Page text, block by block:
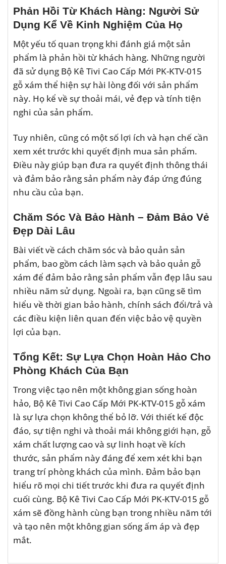
Phản Hồi Từ Khách Hàng: Người Sử
Dụng Kể Về Kinh Nghiệm Của Họ
Một yếu tố quan trọng khi đánh giá một sản
phẩm là phản hồi từ khách hàng. Những người
đã sử dụng Bộ Kê Tivi Cao Cấp Mới PK-KTV-015
gỗ xám thể hiện sự hài lòng đối với sản phẩm
này. Họ kể về sự thoải mái, vẻ đẹp và tính tiện
nghi của sản phẩm.
Tuy nhiên, cũng có một số lợi ích và hạn chế cần
xem xét trước khi quyết định mua sản phẩm.
Điều này giúp bạn đưa ra quyết định thông thái
và đảm bảo rằng sản phẩm này đáp ứng đúng
nhu cầu của bạn.
Chăm Sóc Và Bảo Hành – Đảm Bảo Vẻ
Đẹp Dài Lâu
Bài viết về cách chăm sóc và bảo quản sản
phẩm, bao gồm cách làm sạch và bảo quản gỗ
xám để đảm bảo rằng sản phẩm vẫn đẹp lâu sau
nhiều năm sử dụng. Ngoài ra, bạn cũng sẽ tìm
hiểu về thời gian bảo hành, chính sách đổi/trả và
các điều kiện liên quan đến việc bảo vệ quyền
lợi của bạn.
Tổng Kết: Sự Lựa Chọn Hoàn Hảo Cho
Phòng Khách Của Bạn
Trong việc tạo nên một không gian sống hoàn
hảo, Bộ Kê Tivi Cao Cấp Mới PK-KTV-015 gỗ xám
là sự lựa chọn không thể bỏ lỡ. Với thiết kế độc
đáo, sự tiện nghi và thoải mái không giới hạn, gỗ
xám chất lượng cao và sự linh hoạt về kích
thước, sản phẩm này đáng để xem xét khi bạn
trang trí phòng khách của mình. Đảm bảo bạn
hiểu rõ mọi chi tiết trước khi đưa ra quyết định
cuối cùng. Bộ Kê Tivi Cao Cấp Mới PK-KTV-015 gỗ
xám sẽ đồng hành cùng bạn trong nhiều năm tới
và tạo nên một không gian sống ấm áp và đẹp
mắt.